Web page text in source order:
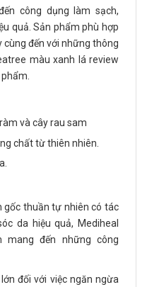
công dụng làm sạch,
quả. Sản phẩm phù hợp
cùng đến với những thông
màu xanh lá review
và cây rau sam
chất từ thiên nhiên.
gốc thuần tự nhiên có tác
da hiệu quả, Mediheal
mang đến những công
đối với việc ngăn ngừa